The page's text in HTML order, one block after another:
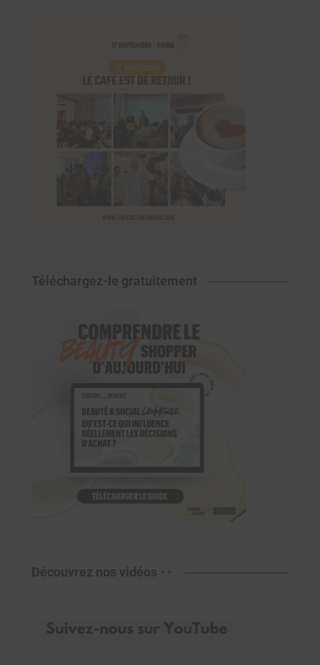
Téléchargez-le gratuitement
Découvrez nos vidéos